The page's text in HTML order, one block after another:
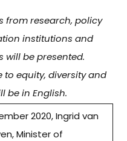
from research, policy
institutions and
will be presented.
to equity, diversity and
be in English.
2020, Ingrid van
Minister of